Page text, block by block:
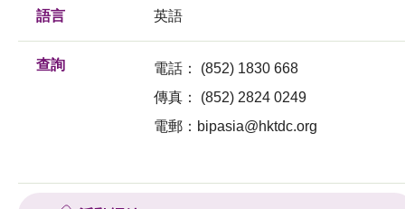
語言 英語
查詢
電話： (852) 1830 668
傳真：
(852) 2824 0249
電郵： bipasia@hktdc.org